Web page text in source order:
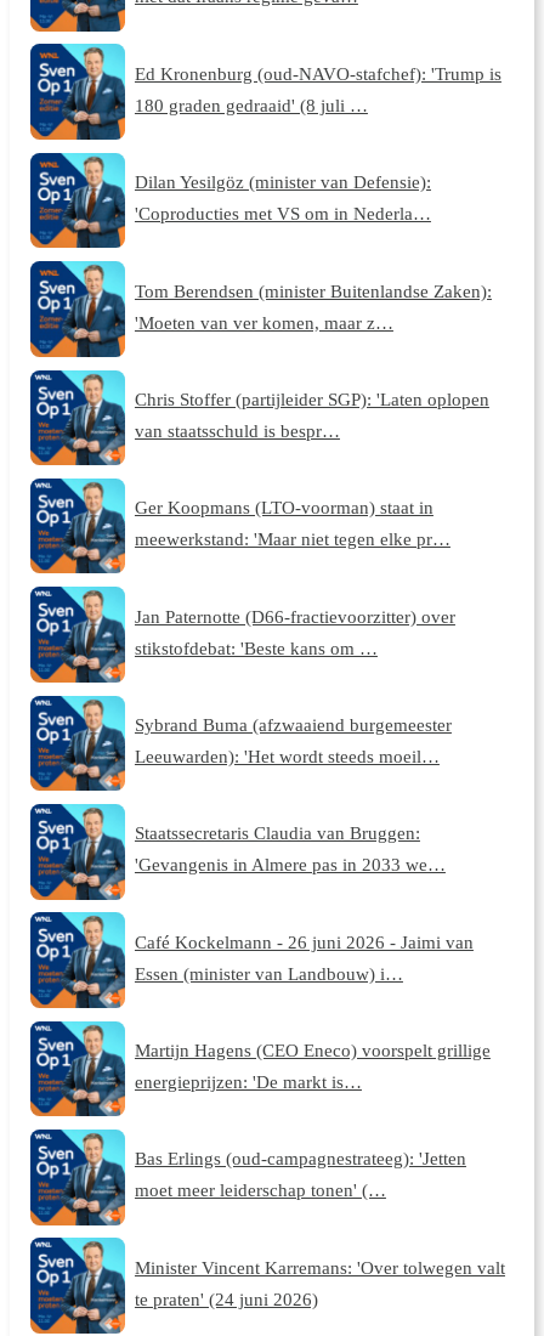
Ed Kronenburg (oud-NAVO-stafchef): 'Trump is
180 graden gedraaid' (8 juli …
Dilan Yesilgöz (minister van Defensie):
'Coproducties met VS om in Nederla…
Tom Berendsen (minister Buitenlandse Zaken):
'Moeten van ver komen, maar z…
Chris Stoffer (partijleider SGP): 'Laten oplopen
van staatsschuld is bespr…
Ger Koopmans (LTO-voorman) staat in
meewerkstand: 'Maar niet tegen elke pr…
Jan Paternotte (D66-fractievoorzitter) over
stikstofdebat: 'Beste kans om …
Sybrand Buma (afzwaaiend burgemeester
Leeuwarden): 'Het wordt steeds moeil…
Staatssecretaris Claudia van Bruggen:
'Gevangenis in Almere pas in 2033 we…
Café Kockelmann - 26 juni 2026 - Jaimi van
Essen (minister van Landbouw) i…
Martijn Hagens (CEO Eneco) voorspelt grillige
energieprijzen: 'De markt is…
Bas Erlings (oud-campagnestrateeg): 'Jetten
moet meer leiderschap tonen' (…
Minister Vincent Karremans: 'Over tolwegen valt
te praten' (24 juni 2026)